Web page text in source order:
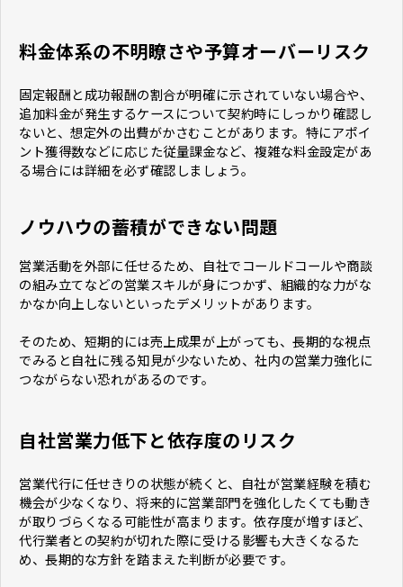
料金体系の不明瞭さや予算オーバーリスク
固定報酬と成功報酬の割合が明確に示されていない場合や、
追加料金が発生するケースについて契約時にしっかり確認し
ないと、想定外の出費がかさむことがあります。特にアポイ
ント獲得数などに応じた従量課金など、複雑な料金設定があ
る場合には詳細を必ず確認しましょう。
ノウハウの蓄積ができない問題
営業活動を外部に任せるため、自社でコールドコールや商談
の組み立てなどの営業スキルが身につかず、組織的な力がな
かなか向上しないといったデメリットがあります。
そのため、短期的には売上成果が上がっても、長期的な視点
でみると自社に残る知見が少ないため、社内の営業力強化に
つながらない恐れがあるのです。
自社営業力低下と依存度のリスク
営業代行に任せきりの状態が続くと、自社が営業経験を積む
機会が少なくなり、将来的に営業部門を強化したくても動き
が取りづらくなる可能性が高まります。依存度が増すほど、
代行業者との契約が切れた際に受ける影響も大きくなるた
め、長期的な方針を踏まえた判断が必要です。